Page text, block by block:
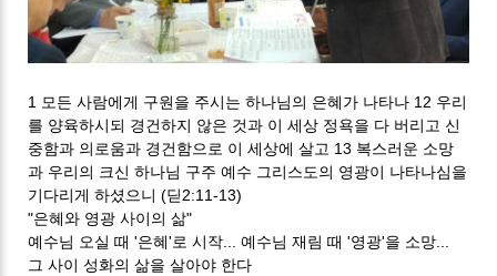
1 모든 사람에게 구원을 주시는 하나님의 은혜가 나타나 12 우리
를 양육하시되 경건하지 않은 것과 이 세상 정욕을 다 버리고 신
중함과 의로움과 경건함으로 이 세상에 살고 13 복스러운 소망
과 우리의 크신 하나님 구주 예수 그리스도의 영광이 나타나심을
기다리게 하셨으니 (딛2:11-13)
"은혜와 영광 사이의 삶"
예수님 오실 때 '은혜'로 시작... 예수님 재림 때 '영광'을 소망...
그 사이 성화의 삶을 살아야 한다